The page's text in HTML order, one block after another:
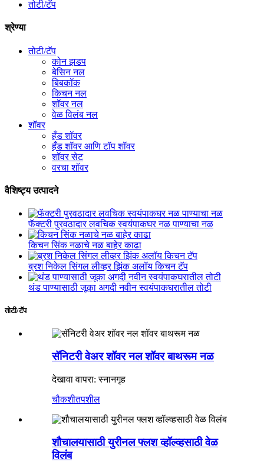
तोटी/टॅप
श्रेण्या
तोटी/टॅप
कोन झडप
बेसिन नल
बिबकॉक
किचन नल
शॉवर नल
वेळ विलंब नल
शॉवर
हँड शॉवर
हँड शॉवर आणि टॉप शॉवर
शॉवर सेट
वरचा शॉवर
वैशिष्ट्य उत्पादने
फॅक्टरी पुरवठादार लवचिक स्वयंपाकघर नळ पाण्याचा नळ
किचन सिंक नळाचे नळ बाहेर काढा
ब्रश निकेल सिंगल लीव्हर झिंक अलॉय किचन टॅप
थंड पाण्यासाठी जूका अगदी नवीन स्वयंपाकघरातील तोटी
तोटी/टॅप
सॅनिटरी वेअर शॉवर नल शॉवर बाथरूम नळ
देखावा वापरा: स्नानगृह
चौकशीतपशील
शौचालयासाठी युरीनल फ्लश व्हॉल्व्हसाठी वेळ
विलंब